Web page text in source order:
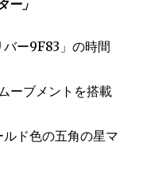
ー」
ー9F83」の時間
ーブメントを搭載
ド色の五角の星マ